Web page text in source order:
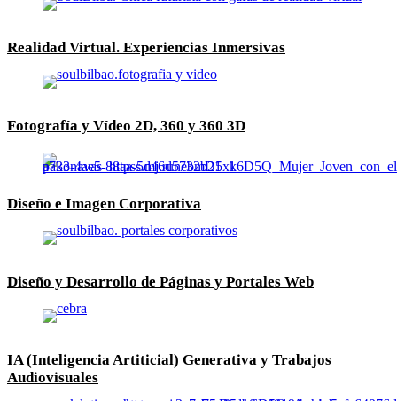
Realidad Virtual. Experiencias Inmersivas
Fotografía y Vídeo 2D, 360 y 360 3D
Diseño e Imagen Corporativa
Diseño y Desarrollo de Páginas y Portales Web
IA (Inteligencia Artiticial) Generativa y Trabajos
Audiovisuales